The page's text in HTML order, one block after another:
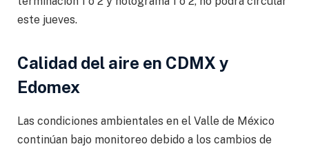
este jueves.
Calidad del aire en CDMX y
Edomex
Las condiciones ambientales en el Valle de México
continúan bajo monitoreo debido a los cambios de